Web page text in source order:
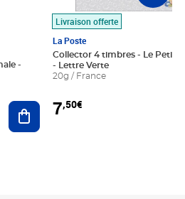
Ajouter au panier
Livraison offerte
La Poste
Collector 4 timbres - Le Petit
- Lettre Verte
20g / France
7,50€